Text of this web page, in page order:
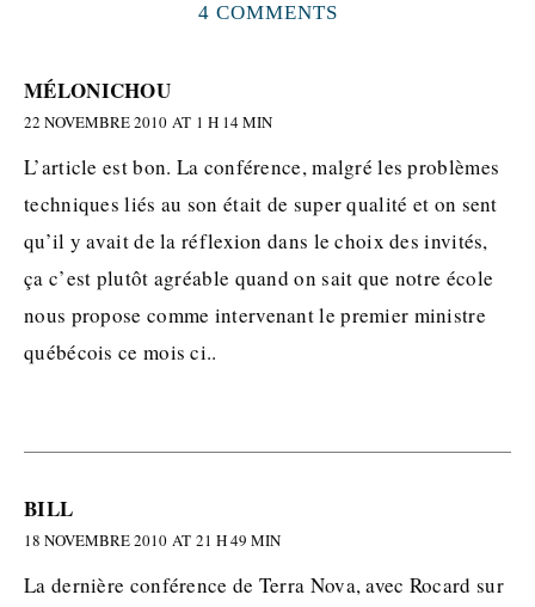
4 COMMENTS
MÉLONICHOU
22 NOVEMBRE 2010 AT 1 H 14 MIN
L’article est bon. La conférence, malgré les problèmes
techniques liés au son était de super qualité et on sent
qu’il y avait de la réflexion dans le choix des invités,
ça c’est plutôt agréable quand on sait que notre école
nous propose comme intervenant le premier ministre
québécois ce mois ci..
BILL
18 NOVEMBRE 2010 AT 21 H 49 MIN
La dernière conférence de Terra Nova, avec Rocard sur